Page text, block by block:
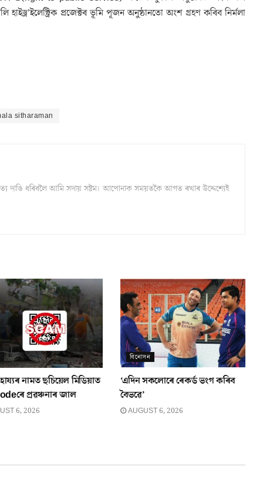
হাইড্ৰ’ইলেক্ট্ৰিক প্ৰজেক্টৰ ভূমি পূজন অনুষ্ঠানতো অংশ গ্ৰহণ কৰিব নিৰ্মলা
sitharaman
দাঙি ধৰিবলৈ আমি সদায় সষ্টম। আপোনাক সময়তকৈ আগত ৰখাৰ উদ্দেশ্যেই
নামত ছচিয়েল মিডিয়াত
প্ৰৱঞ্চনাৰ জাল
6, 2026
বিনোদন
‘এদিন সকলোৰে ৰেকৰ্ড ভংগ কৰিব
বৈভৱে’
AUGUST 6, 2026